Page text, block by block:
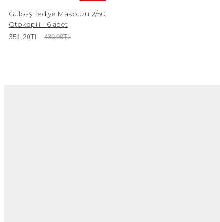
Gülpaş Tediye Makbuzu 2/50
Otokopili - 6 adet
351,20TL 439,00TL